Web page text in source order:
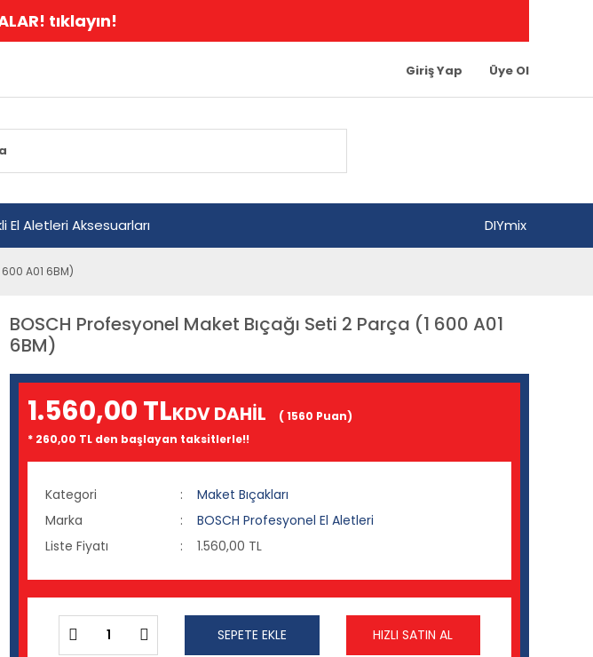
tıklayın!
Giriş Yap Üye Ol
El Aletleri Aksesuarları DIYmix
A01 6BM)
BOSCH Profesyonel Maket Bıçağı Seti 2 Parça (1 600 A01
6BM)
1.560,00 TLKDV DAHİL
( 1560 Puan)
* 260,00 TL den başlayan taksitlerle!!
Kategori
Maket Bıçakları
Marka
BOSCH Profesyonel El Aletleri
Liste Fiyatı
1.560,00 TL
SEPETE EKLE HIZLI SATIN AL